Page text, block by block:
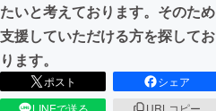
たいと考えております。そのため
支援していただける方を探してお
ります。
ポスト
シェア
LINEで送る
URLコピー